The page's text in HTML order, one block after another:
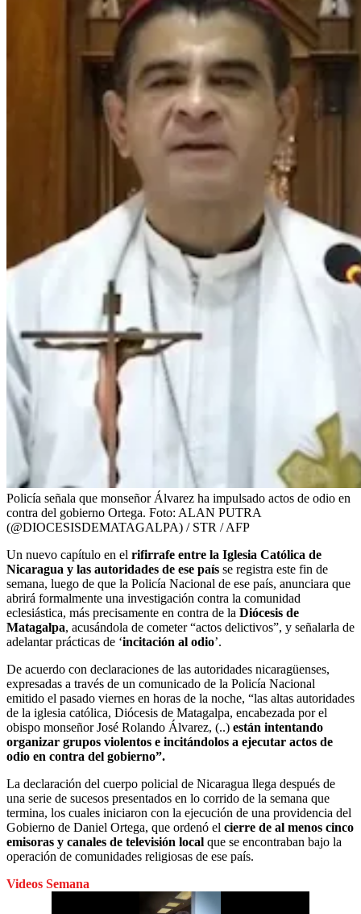
Policía señala que monseñor Álvarez ha impulsado actos de odio en
contra del gobierno Ortega. Foto: ALAN PUTRA
(@DIOCESISDEMATAGALPA) / STR / AFP
Un nuevo capítulo en el rifirrafe entre la Iglesia Católica de
Nicaragua y las autoridades de ese país se registra este fin de
semana, luego de que la Policía Nacional de ese país, anunciara que
abrirá formalmente una investigación contra la comunidad
eclesiástica, más precisamente en contra de la Diócesis de
Matagalpa, acusándola de cometer “actos delictivos”, y señalarla de
adelantar prácticas de ‘incitación al odio’.
De acuerdo con declaraciones de las autoridades nicaragüenses,
expresadas a través de un comunicado de la Policía Nacional
emitido el pasado viernes en horas de la noche, “las altas autoridades
de la iglesia católica, Diócesis de Matagalpa, encabezada por el
obispo monseñor José Rolando Álvarez, (..) están intentando
organizar grupos violentos e incitándolos a ejecutar actos de
odio en contra del gobierno”.
La declaración del cuerpo policial de Nicaragua llega después de
una serie de sucesos presentados en lo corrido de la semana que
termina, los cuales iniciaron con la ejecución de una providencia del
Gobierno de Daniel Ortega, que ordenó el cierre de al menos cinco
emisoras y canales de televisión local que se encontraban bajo la
operación de comunidades religiosas de ese país.
Videos Semana